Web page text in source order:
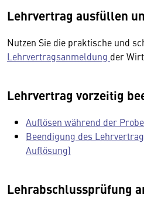
Lehrvertrag ausfüllen
Nutzen Sie die praktische und
Lehrvertragsanmeldung der
Lehrvertrag vorzeitig
Auflösen während der
Beendigung des
Auflösung)
Lehrabschlussprüfung